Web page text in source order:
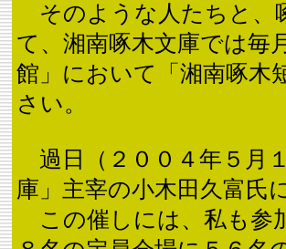
そのような人たちと、
て、湘南啄木文庫では毎
館」において「湘南啄木
さい。
過日（２００４年５月
庫」主宰の小木田久富氏
この催しには、私も参